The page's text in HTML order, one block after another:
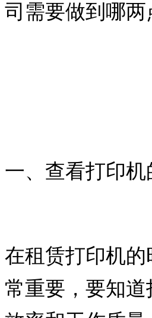
司需要做到哪两
一、查看打印
在租赁打印机
常重要，要知